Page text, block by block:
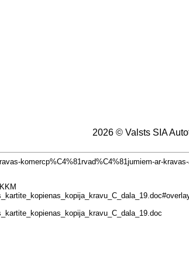
2026 © Valsts SIA
komercp%C4%81rvad%C4%81jumiem-ar-